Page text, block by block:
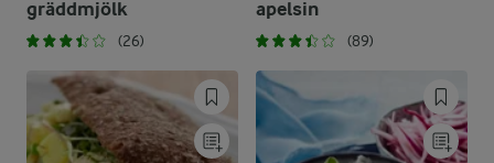
gräddmjölk
(26)
apelsin
(89)